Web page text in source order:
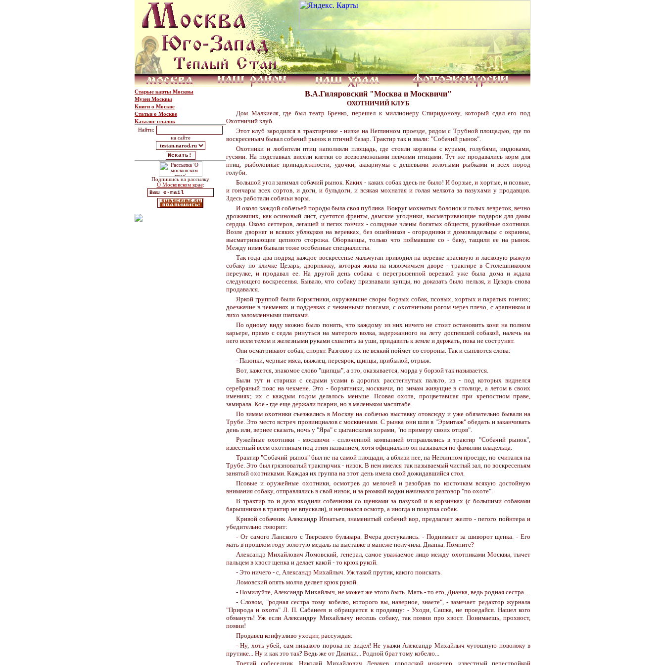
Старые карты Москвы
Музеи Москвы
Книги о Москве
Статьи о Москве
Каталог ссылок
Найти:
на сайте
Подпишись на рассылку
О Московском крае:
В.А.Гиляровский "Москва и Москвичи"
ОХОТНИЧИЙ КЛУБ
Дом Малкиеля, где был театр Бренко, перешел к миллионеру Спиридонову, который сдал его под
Охотничий клуб.
Этот клуб зародился в трактирчике - низке на Неглинном проезде, рядом с Трубной площадью, где по
воскресеньям бывал собачий рынок и птичий базар. Трактир так и звали: "Собачий рынок".
Охотники и любители птиц наполняли площадь, где стояли корзины с курами, голубями, индюками,
гусями. На подставках висели клетки со всевозможными певчими птицами. Тут же продавались корм для
птиц, рыболовные принадлежности, удочки, аквариумы с дешевыми золотыми рыбками и всех пород
голуби.
Большой угол занимал собачий рынок. Каких - каких собак здесь не было! И борзые, и хортые, и псовые,
и гончары всех сортов, и доги, и бульдоги, и всякая мохнатая и голая мелкота за пазухами у продавцов.
Здесь работали собачьи воры.
И около каждой собачьей породы была своя публика. Вокруг мохнатых болонок и голых левреток, вечно
дрожавших, как осиновый лист, суетятся франты, дамские угодники, высматривающие подарок для дамы
сердца. Около сеттеров, легашей и пегих гончих - солидные члены богатых обществ, ружейные охотники.
Возле дворняг и всяких ублюдков на веревках, без ошейников - огородники и домовладельцы с окраины,
высматривающие цепного сторожа. Оборванцы, только что поймавшие со - баку, тащили ее на рынок.
Между ними бывали тоже особенные специалисты.
Так года два подряд каждое воскресенье мальчуган приводил на веревке красивую и ласковую рыжую
собаку по кличке Цезарь, дворняжку, которая жила на извозчичьем дворе - трактире в Столешниковом
переулке, и продавал ее. На другой день собака с перегрызенной веревкой уже была дома и ждала
следующего воскресенья. Бывало, что собаку признавали купцы, но доказать было нельзя, и Цезарь снова
продавался.
Яркой группой были борзятники, окружавшие своры борзых собак, псовых, хортых и паратых гончих;
доезжачие в чекменях и поддевках с чеканными поясами, с охотничьим рогом через плечо, с арапником и
лихо заломленными шапками.
По одному виду можно было понять, что каждому из них ничего не стоит остановить коня на полном
карьере, прямо с седла ринуться на матерого волка, задержанного на лету доспевшей собакой, налечь на
него всем телом и железными руками схватить за уши, придавить к земле и держать, пока не сострунят.
Они осматривают собак, спорят. Разговор их не всякий поймет со стороны. Так и сыплются слова:
- Пазонки, черные мяса, выжлец, переярок, щипцы, прибылой, отрыж.
Вот, кажется, знакомое слово "щипцы", а это, оказывается, морда у борзой так называется.
Были тут и старики с седыми усами в дорогих расстегнутых пальто, из - под которых виднелся
серебряный пояс на чекмене. Это - борзятники, москвичи, по зимам живущие в столице, а летом в своих
имениях; их с каждым годом делалось меньше. Псовая охота, процветавшая при крепостном праве,
замирала. Кое - где еще держали псарни, но в маленьком масштабе.
По зимам охотники съезжались в Москву на собачью выставку отовсюду и уже обязательно бывали на
Трубе. Это место встреч провинциалов с москвичами. С рынка они шли в "Эрмитаж" обедать и заканчивать
день или, вернее сказать, ночь у "Яра" с цыганскими хорами, "по примеру своих отцов".
Ружейные охотники - москвичи - сплоченной компанией отправлялись в трактир "Собачий рынок",
известный всем охотникам под этим названием, хотя официально он назывался по фамилии владельца.
Трактир "Собачий рынок" был не на самой площади, а вблизи нее, на Неглинном проезде, но считался на
Трубе. Это был грязноватый трактирчик - низок. В нем имелся так называемый чистый зал, по воскресеньям
занятый охотниками. Каждая их группа на этот день имела свой дожидавшийся стол.
Псовые и оружейные охотники, осмотрев до мелочей и разобрав по косточкам всякую достойную
внимания собаку, отправлялись в свой низок, и за рюмкой водки начинался разговор "по охоте".
В трактир то и дело входили собачники со щенками за пазухой и в корзинках (с большими собаками
барышников в трактир не впускали), и начинался осмотр, а иногда и покупка собак.
Кривой собачник Александр Игнатьев, знаменитый собачий вор, предлагает желто - пегого пойнтера и
убедительно говорит:
- От самого Ланского с Тверского бульвара. Вчера достукались. - Поднимает за шиворот щенка. - Его
мать в прошлом году золотую медаль на выставке в манеже получила. Дианка. Помните?
Александр Михайлович Ломовский, генерал, самое уважаемое лицо между охотниками Москвы, тычет
пальцем в хвост щенка и делает какой - то крюк рукой.
- Это ничего - с, Александр Михайлыч. Уж такой прутик, какого поискать.
Ломовский опять молча делает крюк рукой.
- Помилуйте, Александр Михайлыч, не может же этого быть. Мать - то его, Дианка, ведь родная сестра...
- Словом, "родная сестра тому кобелю, которого вы, наверное, знаете", - замечает редактор журнала
"Природа и охота" Л. П. Сабанеев и обращается к продавцу: - Уходи, Сашка, не проедайся. Нашел кого
обмануть! Уж если Александру Михайлычу несешь собаку, так помни про хвост. Понимаешь, прохвост,
помни!
Продавец конфузливо уходит, рассуждая:
- Ну, хоть убей, сам никакого порока не видел! Не укажи Александр Михайлыч чутошную поволоку в
прутике... Ну и как это так? Ведь же от Дианки... Родной брат тому кобелю...
Третий собеседник, Николай Михайлович Левачев, городской инженер, известный перестройкой